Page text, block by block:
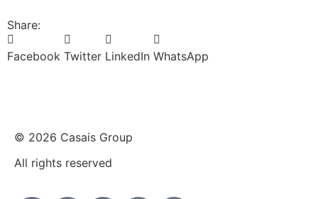
Share:
Facebook Twitter LinkedIn WhatsApp
© 2026 Casais Group
All rights reserved